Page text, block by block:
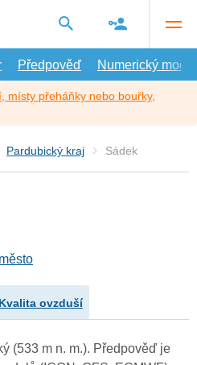
Předpověď Numerický model
místy přeháňky nebo bouřky,
Pardubický kraj Sádek
Kvalita ovzduší
(533 m n. m.). Předpověď je